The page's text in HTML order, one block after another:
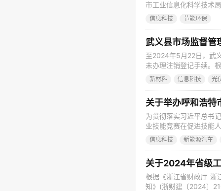
市工业信息化科学技术
楚雄市工业信息化科
（党委书记、局长）
信息科技 节能环保
至2024年5月22日，武
未办理注销登记手续。
（主办者）、企业法定
注销登记或办理清算组
新材料 信息科技 光
为贯彻落实习近平总书
业技能竞赛在促进技能
下旬举办呼和浩特市第
将有关事项通知如下：
信息科技 新能源汽车
根据《浙江省财政厅 浙
知》(浙财建〔2024〕